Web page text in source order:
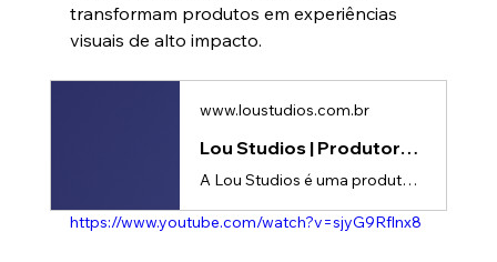
transformam produtos em experiências
visuais de alto impacto.
www.loustudios.com.br
Lou Studios | Produtora de vídeos
A Lou Studios é uma produtora de vídeos, especializada em motion design, animação 2D e 3D. Temos o vídeo certo para suas redes sociais!
https://www.youtube.com/watch?v=sjyG9Rflnx8